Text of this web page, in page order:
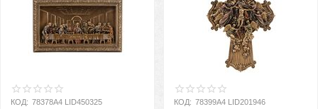
КОД: 78378A4 LID450325 КОД: 78399A4 LID201946